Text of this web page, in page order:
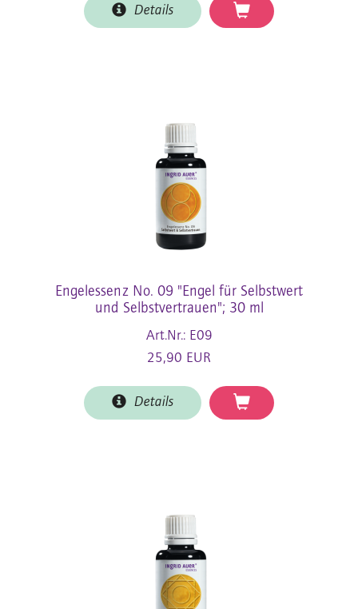
Details
Engelessenz No. 09 "Engel für Selbstwert
und Selbstvertrauen"; 30 ml
Art.Nr.: E09
25,90 EUR
Details